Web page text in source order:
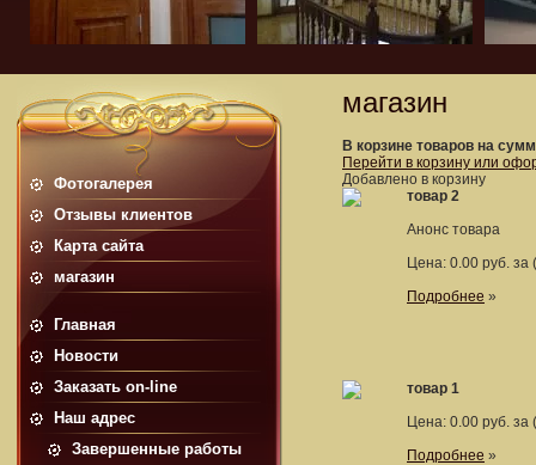
Фотогалерея
Отзывы клиентов
Карта сайта
магазин
Главная
Новости
Заказать on-line
Наш адрес
Завершенные работы
магазин
В корзине товаров на
Перейти в корзину или
Добавлено в корзину
товар 2
Анонс товара
Цена: 0.00 руб. за
Подробнее »
товар 1
Цена: 0.00 руб. за
Подробнее »